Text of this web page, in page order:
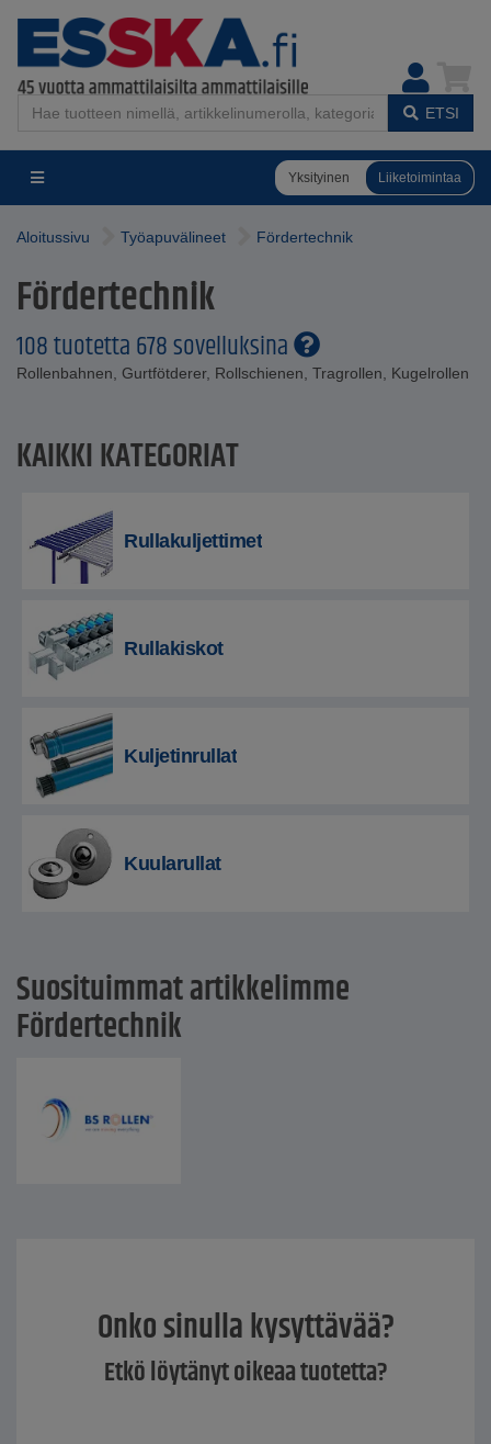
ETSI
Yksityinen Liiketoimintaa
Aloitussivu Työapuvälineet Fördertechnik
Fördertechnik
108 tuotetta 678 sovelluksina
Rollenbahnen, Gurtfötderer, Rollschienen, Tragrollen, Kugelrollen
KAIKKI KATEGORIAT
Rullakuljettimet
Rullakiskot
Kuljetinrullat
Kuularullat
Suosituimmat artikkelimme
Fördertechnik
Onko sinulla kysyttävää?
Etkö löytänyt oikeaa tuotetta?